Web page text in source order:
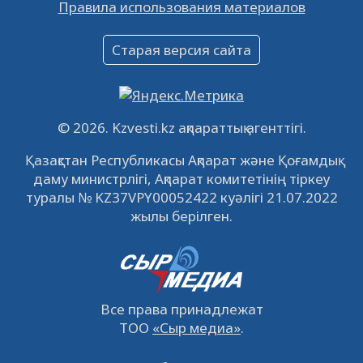
16.12.2022 61071
Объявление
09.12.2022
Свободные рабочие места
встречу с инвесторами в Кызылорде 22
ноября
21.11.2022 14956 0
© 2026. Kzvesti.kz ақпараттық агенттігі.
Қазақстан Республикасы Ақпарат және Қоғамдық
даму министрлігі, Ақпарат комитетінің тіркеу
туралы № KZ37VPY00052422 куәлігі 21.07.2022
жылы берілген.
Все права принадлежат
ТОО «Сыр медиа».
Правила использования материалов
Старая версия сайта